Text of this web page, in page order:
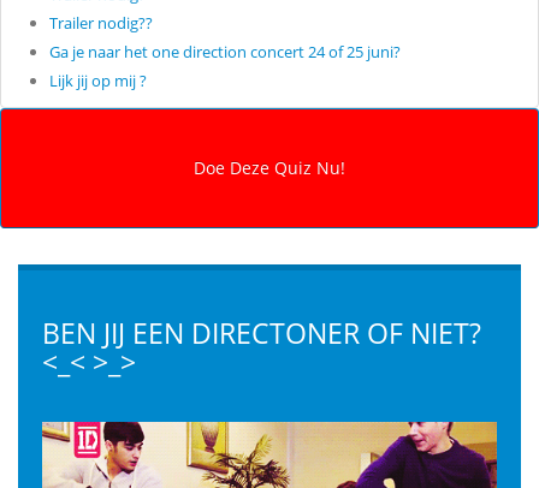
Trailer nodig??
Ga je naar het one direction concert 24 of 25 juni?
Lijk jij op mij ?
BEN JIJ EEN DIRECTONER OF NIET?
<_< >_>